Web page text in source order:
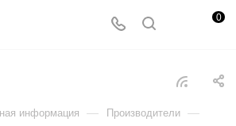
0
информация — Производители —